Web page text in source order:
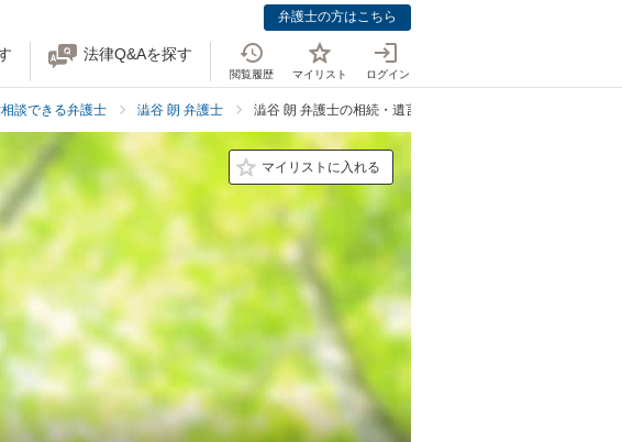
弁護士の方はこちら
法律Q&Aを探す
閲覧履歴 マイリスト ログイン
談できる弁護士 澁谷 朗 弁護士 澁谷 朗 弁護士の相続・遺言の料金表
マイリストに入れる